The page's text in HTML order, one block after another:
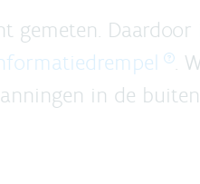
gemeten.
.
in de